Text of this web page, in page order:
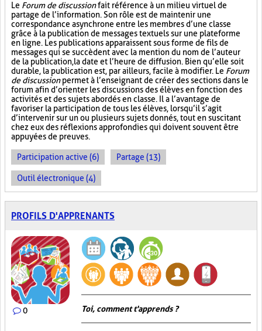
Le Forum de discussionfait référence à un milieu virtuel de
partage de l’information. Son rôle est de maintenir une
correspondance asynchrone entre les membres d’une classe
grâce à la publication de messages textuels sur une plateforme
en ligne. Les publications apparaissent sous forme de fils de
messages qui se succèdent avec la mention du nom de l’auteur
de la publication, la date et l’heure de diffusion. Bien qu’elle soit
durable, la publication est, par ailleurs, facile à modifier. Le Forum
de discussionpermet à l’enseignant de créer des sections dans le
forum afin d’orienter les discussions des élèves en fonction des
activités et des sujets abordés en classe. Il a l’avantage de
favoriser la participation de tous les élèves, lorsqu’il s’agit
d’intervenir sur un ou plusieurs sujets donnés, tout en suscitant
chez eux des réflexions approfondies qui doivent souvent être
appuyées de preuves.
Participation active (6) Partage (13)
Outil électronique (4)
PROFILS D'APPRENANTS
0 Toi, comment t'apprends ?